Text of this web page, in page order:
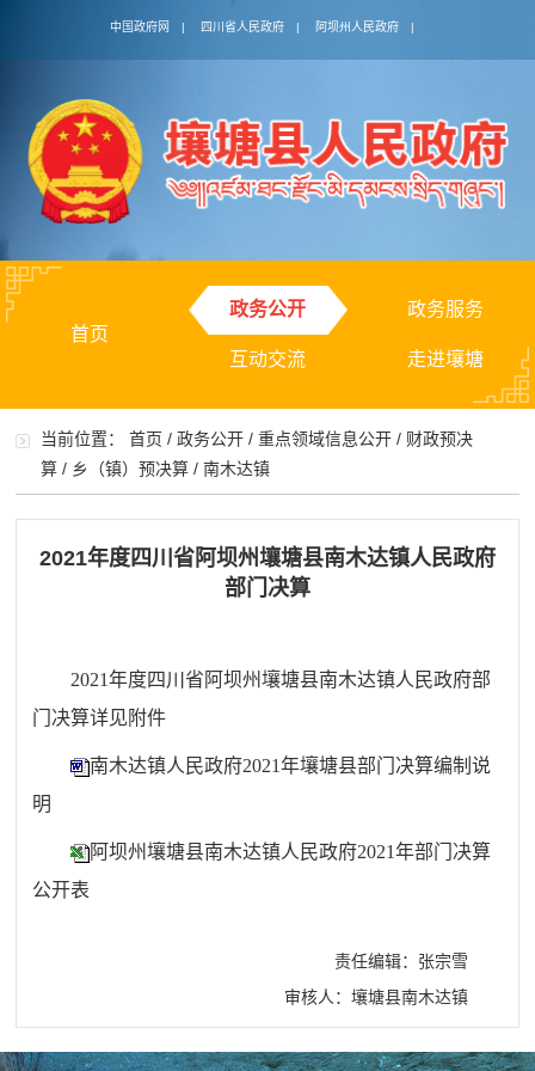
中国政府网 | 四川省人民政府 | 阿坝州人民政府 |
首页
政务公开 政务服务
互动交流 走进壤塘
当前位置：首页 /政务公开 /重点领域信息公开 / 财政预决
算 / 乡（镇）预决算 /南木达镇
2021年度四川省阿坝州壤塘县南木达镇人民政府
部门决算
2021年度四川省阿坝州壤塘县南木达镇人民政府部
门决算详见附件
南木达镇人民政府2021年壤塘县部门决算编制说
明
阿坝州壤塘县南木达镇人民政府2021年部门决算
公开表
责任编辑：张宗雪
审核人：壤塘县南木达镇